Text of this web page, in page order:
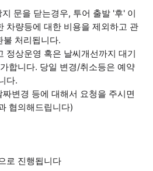
문을 닫는경우, 투어 출발 '후' 이
차량등에 대한 비용을 제외하고 관
불 처리됩니다.
정상운영 혹은 날씨개선까지 대기
합니다. 당일 변경/취소등은 예약
다.
변경 등에 대해서 요청을 주시면
협의해드립니다)
로 진행됩니다